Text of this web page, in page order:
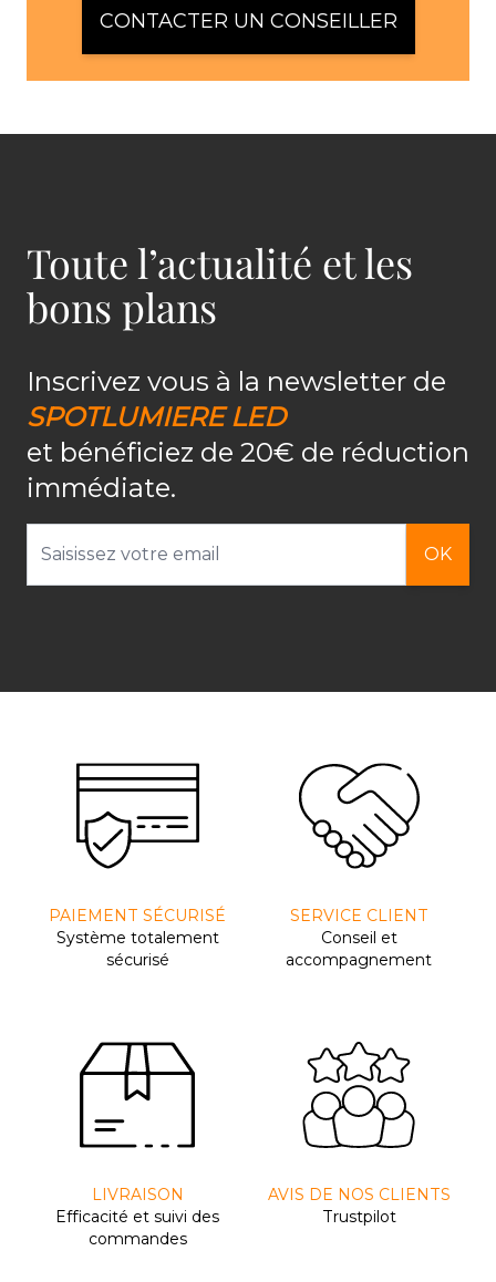
CONTACTER UN CONSEILLER
Toute l’actualité et les
bons plans
Inscrivez vous à la newsletter de
SPOTLUMIERE LED
et bénéficiez de 20€ de réduction
immédiate.
OK
PAIEMENT SÉCURISÉ
Système totalement
sécurisé
SERVICE CLIENT
Conseil et
accompagnement
LIVRAISON
Efﬁcacité et suivi des
commandes
AVIS DE NOS CLIENTS
Trustpilot